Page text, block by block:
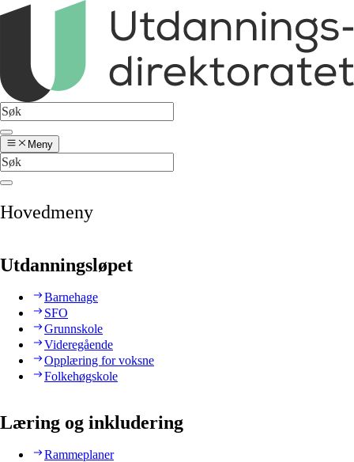
Meny
Hovedmeny
Utdanningsløpet
Barnehage
SFO
Grunnskole
Videregående
Opplæring for voksne
Folkehøgskole
Læring og inkludering
Rammeplaner